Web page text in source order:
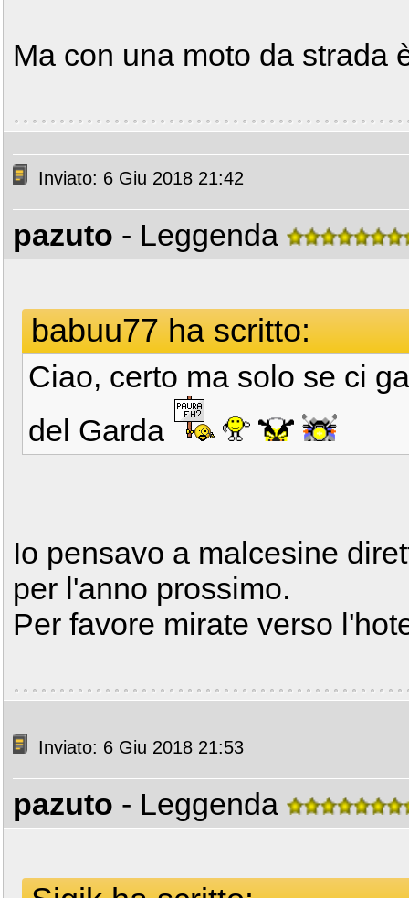
Ma con una moto da strada
Inviato: 6 Giu 2018 21:42
pazuto - Leggenda
babuu77 ha scritto:
Ciao, certo ma solo se ci
del Garda
Io pensavo a malcesine
per l'anno prossimo.
Per favore mirate verso
Inviato: 6 Giu 2018 21:53
pazuto - Leggenda